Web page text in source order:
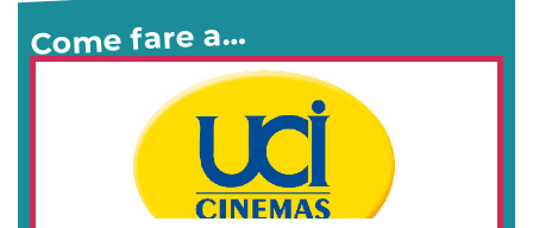
Come fare a…